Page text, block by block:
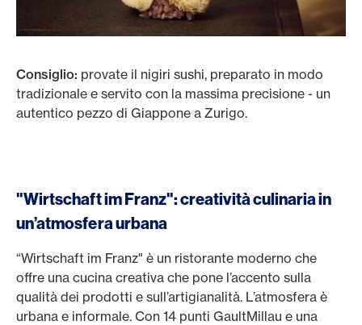
Consiglio: provate il nigiri sushi, preparato in modo
tradizionale e servito con la massima precisione - un
autentico pezzo di Giappone a Zurigo.
"Wirtschaft im Franz": creatività culinaria in
un’atmosfera urbana
“Wirtschaft im Franz" è un ristorante moderno che
offre una cucina creativa che pone l’accento sulla
qualità dei prodotti e sull’artigianalità. L’atmosfera è
urbana e informale. Con 14 punti GaultMillau e una